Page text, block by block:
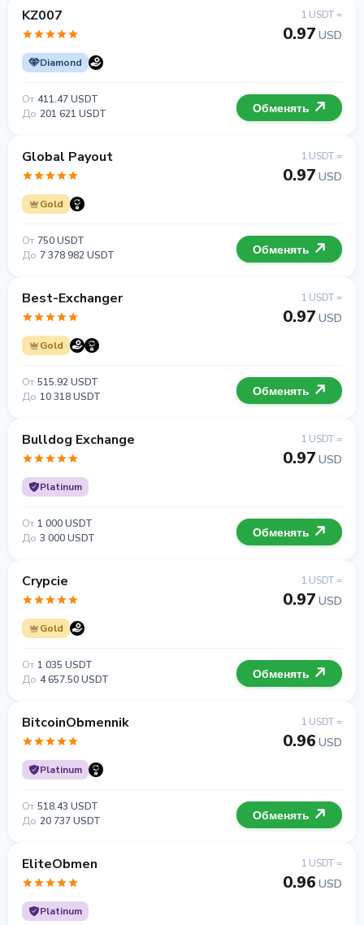
KZ007
Diamond
1 USDT =
0.97 USD
От 411.47 USDT
До 201 621 USDT Обменять
Global Payout
Gold
1 USDT =
0.97 USD
От 750 USDT
До 7 378 982 USDT Обменять
Best-Exchanger
Gold
1 USDT =
0.97 USD
От 515.92 USDT
До 10 318 USDT Обменять
Bulldog Exchange
Platinum
1 USDT =
0.97 USD
От 1 000 USDT
До 3 000 USDT Обменять
Crypcie
Gold
1 USDT =
0.97 USD
От 1 035 USDT
До 4 657.50 USDT Обменять
BitcoinObmennik
Platinum
1 USDT =
0.96 USD
От 518.43 USDT
До 20 737 USDT Обменять
EliteObmen
Platinum
1 USDT =
0.96 USD